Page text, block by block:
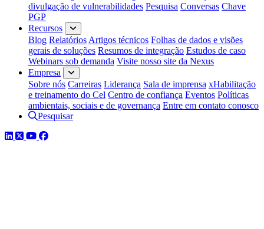
divulgação de vulnerabilidades Pesquisa Conversas Chave
PGP
Recursos
Blog Relatórios Artigos técnicos Folhas de dados e visões
gerais de soluções Resumos de integração Estudos de caso
Webinars sob demanda Visite nosso site da Nexus
Empresa
Sobre nós Carreiras Liderança Sala de imprensa xHabilitação
e treinamento do Cel Centro de confiança Eventos Políticas
ambientais, sociais e de governança Entre em contato conosco
Pesquisar
LinkedIn
TwitterYouTube
Facebook